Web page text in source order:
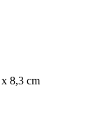
8,3 cm